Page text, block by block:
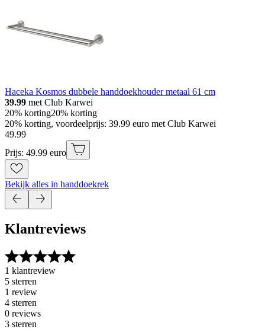
Haceka Kosmos dubbele handdoekhouder metaal 61 cm
39.99 met Club Karwei
20% korting20% korting
20% korting, voordeelprijs: 39.99 euro met Club Karwei
49.99
Prijs: 49.99 euro
Bekijk alles in handdoekrek
Klantreviews
1 klantreview
5 sterren
1 review
4 sterren
0 reviews
3 sterren